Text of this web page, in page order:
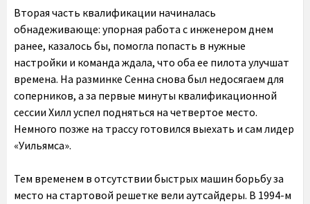
Вторая часть квалификации начиналась
обнадеживающе: упорная работа с инженером днем
ранее, казалось бы, помогла попасть в нужные
настройки и команда ждала, что оба ее пилота улучшат
времена. На разминке Сенна снова был недосягаем для
соперников, а за первые минуты квалификационной
сессии Хилл успел подняться на четвертое место.
Немного позже на трассу готовился выехать и сам лидер
«Уильямса».
Тем временем в отсутствии быстрых машин борьбу за
место на стартовой решетке вели аутсайдеры. В 1994-м